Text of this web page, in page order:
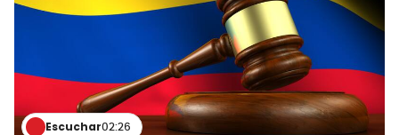
Escuchar02:26